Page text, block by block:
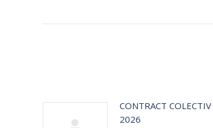
CONTRACT
2026